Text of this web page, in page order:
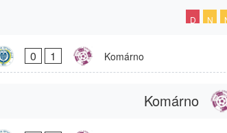
D N
0 1 Komárno
Komárno